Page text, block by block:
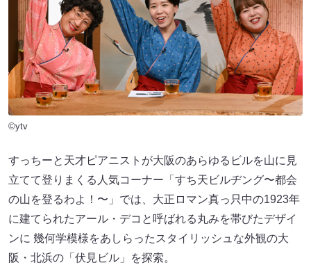
©ytv
すっちーと天才ピアニストが大阪のあらゆるビルを山に見
立てて登りまくる人気コーナー「すち天ビルヂング〜都会
の山を登るわよ！〜」では、大正ロマン真っ只中の1923年
に建てられたアール・デコと呼ばれる丸みを帯びたデザイ
ンに 幾何学模様をあしらったスタイリッシュな外観の大
阪・北浜の「伏見ビル」を探索。